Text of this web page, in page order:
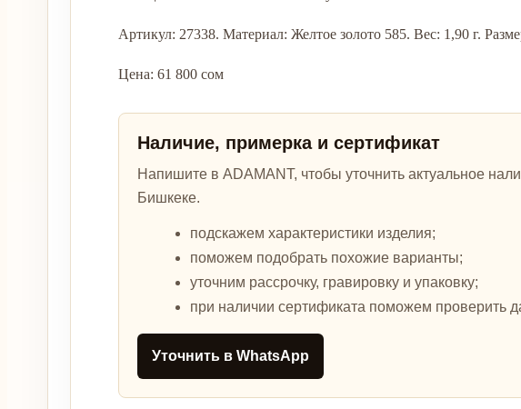
Артикул: 27338. Материал: Желтое золото 585. Вес: 1,90 г.
Цена: 61 800 сом
Наличие, примерка и сертификат
Напишите в ADAMANT, чтобы уточнить актуальное
Бишкеке.
подскажем характеристики изделия;
поможем подобрать похожие варианты;
уточним рассрочку, гравировку и упаковку;
при наличии сертификата поможем проверить
Уточнить в WhatsApp